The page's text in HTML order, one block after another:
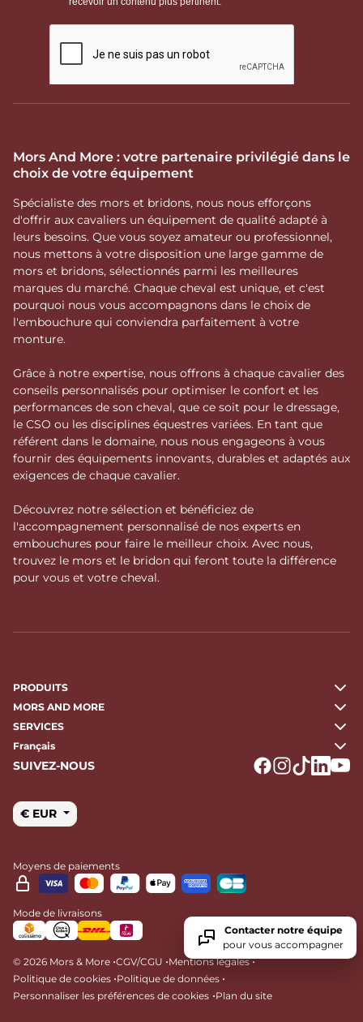
Mors And More : votre partenaire privilégié dans le
choix de votre équipement
Spécialiste des mors et bridons, nous nous efforçons
d'offrir aux cavaliers un équipement de qualité adapté à
leurs besoins. Que vous soyez amateur ou professionnel,
nous mettons à votre disposition une large gamme de
mors et bridons, sélectionnés parmi les meilleures
marques du marché. Chaque cheval est unique, et c'est
pourquoi nous vous accompagnons dans le choix de
l'embouchure qui conviendra parfaitement à votre
monture.
Grâce à notre expertise, nous offrons à chaque cavalier des
conseils personnalisés pour optimiser le confort et les
performances de son cheval, que ce soit pour le dressage,
le CSO ou les disciplines équestres variées. En tant que
référent dans le domaine, nous nous engageons à vous
fournir des équipements innovants, durables et adaptés aux
exigences de chaque cavalier.
Découvrez notre sélection et bénéficiez de
l'accompagnement personnalisé de nos experts en
embouchures pour faire le meilleur choix. Avec nous,
trouvez le mors et le bridon qui feront toute la différence
pour vous et votre cheval.
PRODUITS
MORS AND MORE
SERVICES
Français
SUIVEZ-NOUS
€ EUR
Moyens de paiements
Mode de livraisons
© 2026 Mors & More •CGV/CGU •Mentions légales•
Politique de cookies •Politique de données •
Personnaliser les préférences de cookies •Plan du site
Contacter notre équipe
pour vous accompagner